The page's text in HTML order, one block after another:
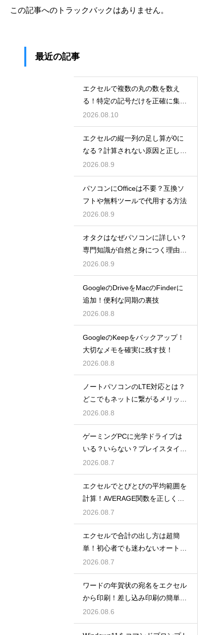
この記事へのトラックバックはありません。
最近の記事
エクセルで複数の丸の数を数え
る！特定の記号だけを正確に集計
する関数
2026.08.10
エクセルの縦一列の足し算が0に
なる？計算されない原因と正しい
対処法
2026.08.9
パソコンにOfficeは不要？互換ソ
フトや無料ツールで代用する方法
2026.08.9
オタクはなぜパソコンに詳しい？
専門知識が自然と身につく理由を
考察
2026.08.9
GoogleのDriveをMacのFinderに
追加！便利な同期の裏技
2026.08.8
GoogleのKeepをバックアップ！
大切なメモを確実に残す技！
2026.08.8
ノートパソコンのLTE対応とは？
どこでもネットに繋がるメリット
解説
2026.08.8
ゲーミングPCに光学ドライブは
いる？いらない？プレイスタイル
で判断
2026.08.7
エクセルでとびとびの平均範囲を
計算！AVERAGE関数を正しく使
うコツ
2026.08.7
エクセルで合計の出し方は超簡
単！初心者でも迷わないオートS
UM術！
2026.08.7
ワードの年賀状の宛名をエクセル
から印刷！差し込み印刷の簡単手
順！
2026.08.6